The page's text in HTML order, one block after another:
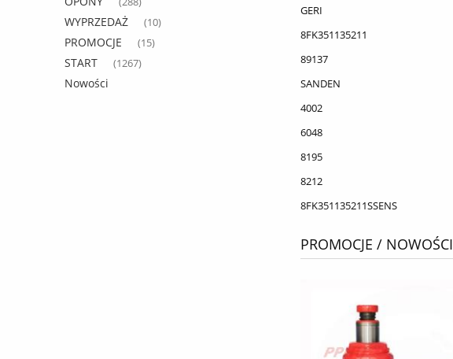
WYPRZEDAŻ (10)
PROMOCJE (15)
START (1267)
Nowości
GERI
8FK351135211
89137
SANDEN
4002
6048
8195
8212
8FK351135211SSENS
PROMOCJE / NOWOŚCI